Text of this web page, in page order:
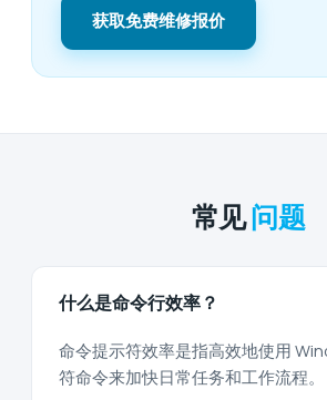
获取免费维修报价
常见问题
什么是命令行效率？
命令提示符效率是指高效地使用
符命令来加快日常任务和工作流程。